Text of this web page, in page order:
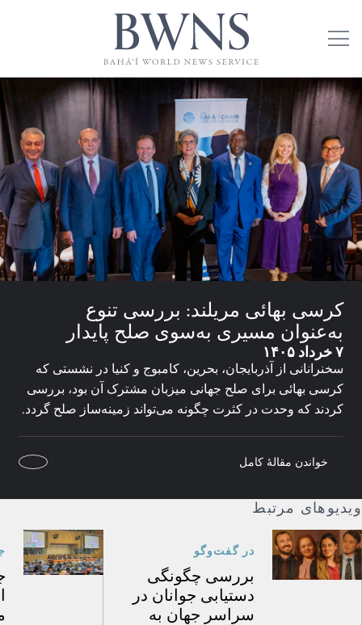
کرسی بهائی مریلند: بررسی تنوع
به‌عنوان مسیری به‌سوی صلح پایدار
۷ خرداد ۱۴۰۵
سخنرانانی از آذربایجان، بحرین، کامبوج و کنیا در نشستی که
کرسی بهائی برای صلح جهانی میزبان مشترک آن بود، بررسی
کردند که وحدت در کثرت چگونه می‌تواند زمینه‌ساز صلح گردد.
خواندن مقالهٔ کامل
ویدیوهای مرتبط
در گفت‌وگو
بررسی چگونگی
دستیابی جوانان در
سراسر جهان به